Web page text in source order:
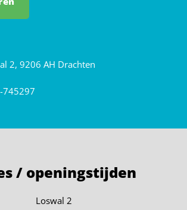
2, 9206 AH Drachten
745297
/ openingstijden
Loswal 2